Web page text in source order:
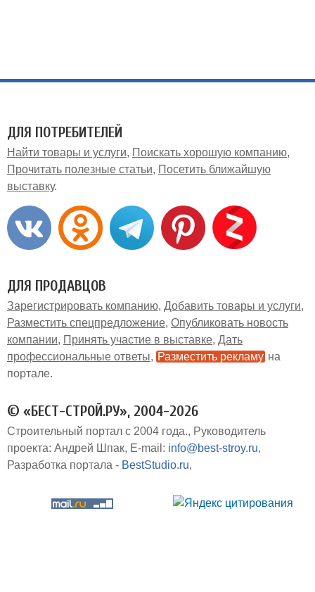
ДЛЯ ПОТРЕБИТЕЛЕЙ
Найти товары и услуги
Поискать хорошую компанию
Прочитать полезные статьи
Посетить ближайшую
выставку
ДЛЯ ПРОДАВЦОВ
Зарегистрировать компанию Добавить товары и услуги
Разместить спецпредложение Опубликовать новость
компании
Принять участие в выставке Дать
профессиональные ответы
Разместить рекламу на
портале
© «БЕСТ-СТРОЙ.РУ», 2004-2026
Строительный портал с 2004 года.
Руководитель
проекта: Андрей Шпак E-mail: info@best-stroy.ru
Разработка портала - BestStudio.ru